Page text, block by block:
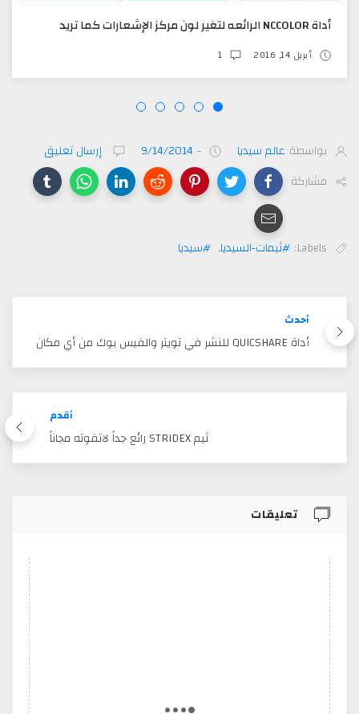
أداة NCCOLOR الرائعه لتغير لون مركز الإشعارات كما تريد
أبريل 14, 2016 1
بواسطة عالم سيديا -
9/14/2014
إرسال تعليق
مشاركة
Labels: #ثيمات-السيديا, #سيديا
أحدث
أداة QUICSHARE للنشر في تويتر والفيس بوك من أي مكان
أقدم
ثيم STRIDEX رائع جداً لاتفوته مجاناً
تعليقات